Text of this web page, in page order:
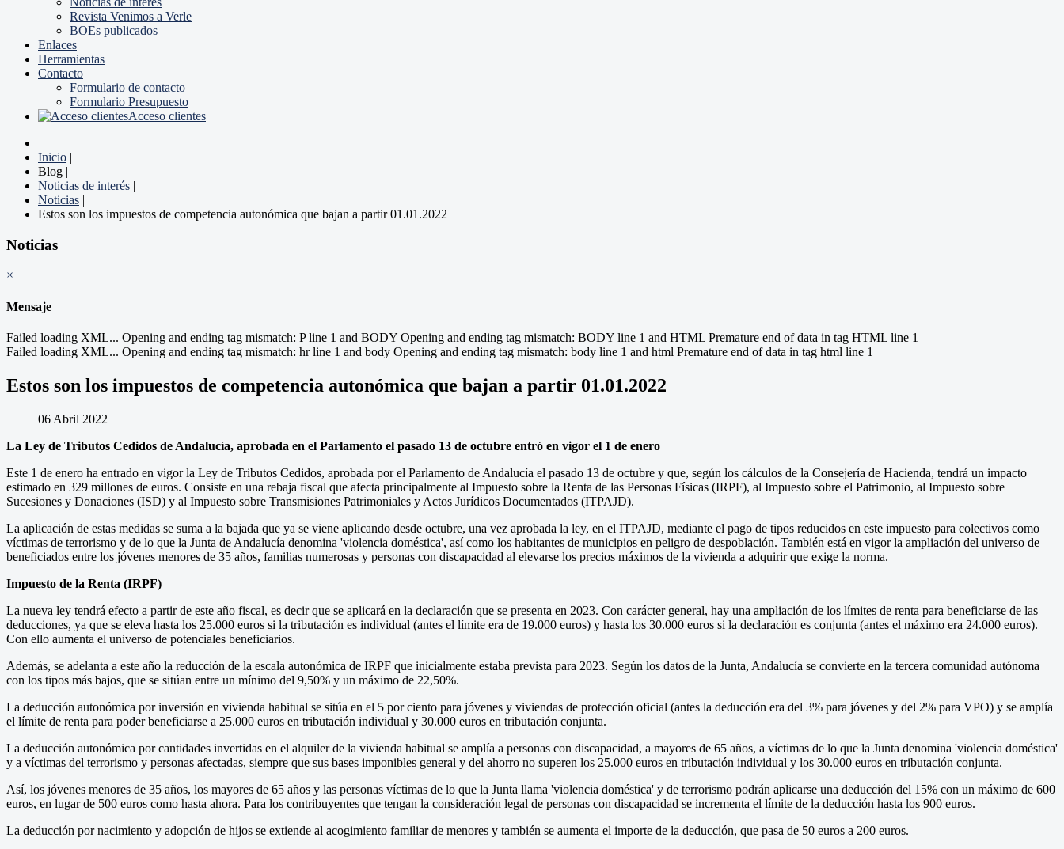
Revista Venimos a Verle
BOEs publicados
Enlaces
Herramientas
Contacto
Formulario de contacto
Formulario Presupuesto
Acceso clientes
Inicio |
Blog |
Noticias de interés |
Noticias |
Estos son los impuestos de competencia autonómica que bajan a partir 01.01.2022
Noticias
×
Mensaje
Failed loading XML... Opening and ending tag mismatch: P line 1 and BODY Opening and ending tag mismatch: BODY line 1 and HTML Premature end of data in tag HTML line 1
Failed loading XML... Opening and ending tag mismatch: hr line 1 and body Opening and ending tag mismatch: body line 1 and html Premature end of data in tag html line 1
Estos son los impuestos de competencia autonómica que bajan a partir 01.01.2022
06 Abril 2022
La Ley de Tributos Cedidos de Andalucía, aprobada en el Parlamento el pasado 13 de octubre entró en vigor el 1 de enero
Este 1 de enero ha entrado en vigor la Ley de Tributos Cedidos, aprobada por el Parlamento de Andalucía el pasado 13 de octubre y que, según los cálculos de la Consejería de Hacienda, tendrá un impacto
estimado en 329 millones de euros. Consiste en una rebaja fiscal que afecta principalmente al Impuesto sobre la Renta de las Personas Físicas (IRPF), al Impuesto sobre el Patrimonio, al Impuesto sobre
Sucesiones y Donaciones (ISD) y al Impuesto sobre Transmisiones Patrimoniales y Actos Jurídicos Documentados (ITPAJD).
La aplicación de estas medidas se suma a la bajada que ya se viene aplicando desde octubre, una vez aprobada la ley, en el ITPAJD, mediante el pago de tipos reducidos en este impuesto para colectivos como
víctimas de terrorismo y de lo que la Junta de Andalucía denomina 'violencia doméstica', así como los habitantes de municipios en peligro de despoblación. También está en vigor la ampliación del universo de
beneficiados entre los jóvenes menores de 35 años, familias numerosas y personas con discapacidad al elevarse los precios máximos de la vivienda a adquirir que exige la norma.
Impuesto de la Renta (IRPF)
La nueva ley tendrá efecto a partir de este año fiscal, es decir que se aplicará en la declaración que se presenta en 2023. Con carácter general, hay una ampliación de los límites de renta para beneficiarse de las
deducciones, ya que se eleva hasta los 25.000 euros si la tributación es individual (antes el límite era de 19.000 euros) y hasta los 30.000 euros si la declaración es conjunta (antes el máximo era 24.000 euros).
Con ello aumenta el universo de potenciales beneficiarios.
Además, se adelanta a este año la reducción de la escala autonómica de IRPF que inicialmente estaba prevista para 2023. Según los datos de la Junta, Andalucía se convierte en la tercera comunidad autónoma
con los tipos más bajos, que se sitúan entre un mínimo del 9,50% y un máximo de 22,50%.
La deducción autonómica por inversión en vivienda habitual se sitúa en el 5 por ciento para jóvenes y viviendas de protección oficial (antes la deducción era del 3% para jóvenes y del 2% para VPO) y se amplía
el límite de renta para poder beneficiarse a 25.000 euros en tributación individual y 30.000 euros en tributación conjunta.
La deducción autonómica por cantidades invertidas en el alquiler de la vivienda habitual se amplía a personas con discapacidad, a mayores de 65 años, a víctimas de lo que la Junta denomina 'violencia doméstica'
y a víctimas del terrorismo y personas afectadas, siempre que sus bases imponibles general y del ahorro no superen los 25.000 euros en tributación individual y los 30.000 euros en tributación conjunta.
Así, los jóvenes menores de 35 años, los mayores de 65 años y las personas víctimas de lo que la Junta llama 'violencia doméstica' y de terrorismo podrán aplicarse una deducción del 15% con un máximo de 600
euros, en lugar de 500 euros como hasta ahora. Para los contribuyentes que tengan la consideración legal de personas con discapacidad se incrementa el límite de la deducción hasta los 900 euros.
La deducción por nacimiento y adopción de hijos se extiende al acogimiento familiar de menores y también se aumenta el importe de la deducción, que pasa de 50 euros a 200 euros.